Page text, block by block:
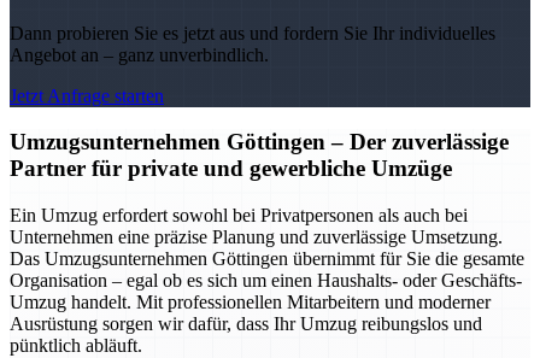
Dann probieren Sie es jetzt aus und fordern Sie Ihr individuelles
Angebot an – ganz unverbindlich.
Jetzt Anfrage starten
Umzugsunternehmen Göttingen – Der zuverlässige
Partner für private und gewerbliche Umzüge
Ein Umzug erfordert sowohl bei Privatpersonen als auch bei
Unternehmen eine präzise Planung und zuverlässige Umsetzung.
Das Umzugsunternehmen Göttingen übernimmt für Sie die gesamte
Organisation – egal ob es sich um einen Haushalts- oder Geschäfts-
Umzug handelt. Mit professionellen Mitarbeitern und moderner
Ausrüstung sorgen wir dafür, dass Ihr Umzug reibungslos und
pünktlich abläuft.